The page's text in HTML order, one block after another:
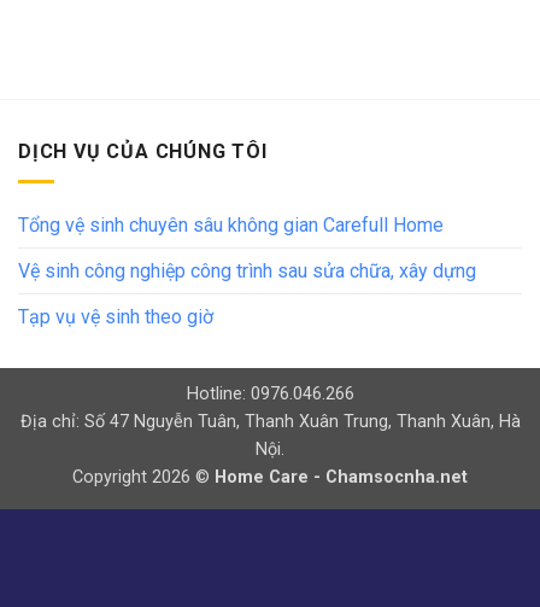
DỊCH VỤ CỦA CHÚNG TÔI
Tổng vệ sinh chuyên sâu không gian Carefull Home
Vệ sinh công nghiệp công trình sau sửa chữa, xây dựng
Tạp vụ vệ sinh theo giờ
Hotline: 0976.046.266
Địa chỉ: Số 47 Nguyễn Tuân, Thanh Xuân Trung, Thanh Xuân, Hà
Nội.
Copyright 2026 © Home Care - Chamsocnha.net